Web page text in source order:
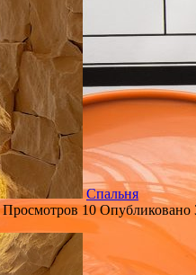
Спальня
Просмотров 10 Опубликовано